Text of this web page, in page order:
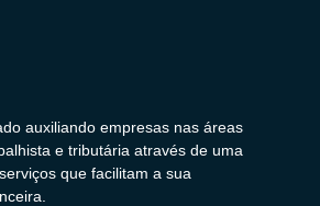
auxiliando empresas nas áreas
e tributária através de uma
que facilitam a sua